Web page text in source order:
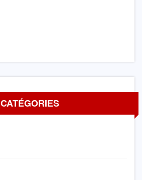
CATÉGORIES